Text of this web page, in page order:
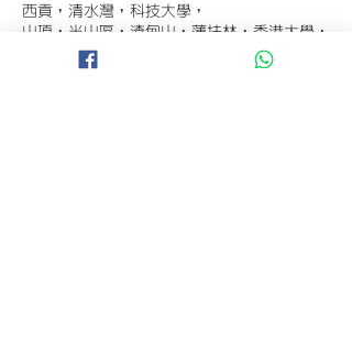
西貢，清水灣，科技大學，
山頂，半山區，渣甸山，薄扶林，香港大學，
香港仔，黃竹坑，鴨脷洲，淺水灣，深水灣，